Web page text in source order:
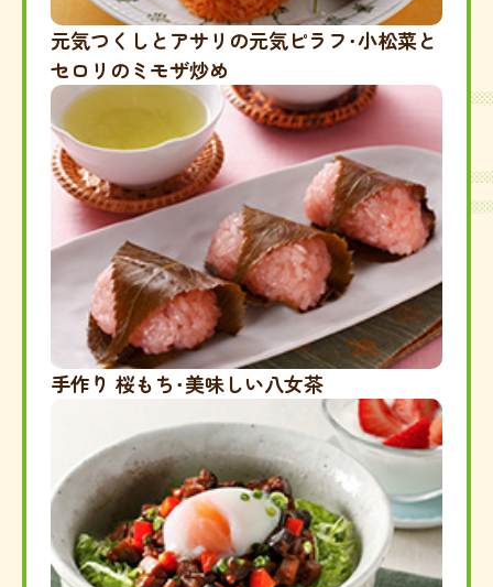
元気つくしとアサリの元気ピラフ・小松菜と
セロリのミモザ炒め
手作り 桜もち・美味しい八女茶